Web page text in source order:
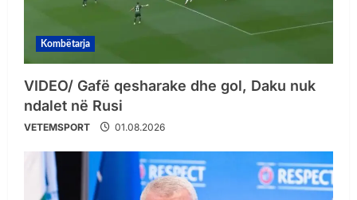
Kombëtarja
VIDEO/ Gafë qesharake dhe gol, Daku nuk
ndalet në Rusi
VETEMSPORT 01.08.2026